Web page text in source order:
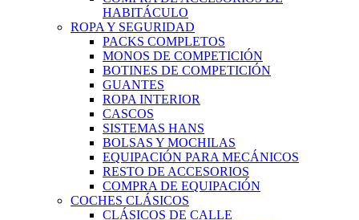
HABITÁCULO
ROPA Y SEGURIDAD
PACKS COMPLETOS
MONOS DE COMPETICIÓN
BOTINES DE COMPETICIÓN
GUANTES
ROPA INTERIOR
CASCOS
SISTEMAS HANS
BOLSAS Y MOCHILAS
EQUIPACIÓN PARA MECÁNICOS
RESTO DE ACCESORIOS
COMPRA DE EQUIPACIÓN
COCHES CLÁSICOS
CLÁSICOS DE CALLE